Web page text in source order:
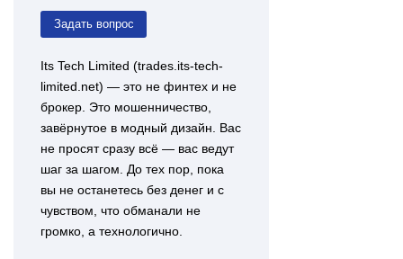
Задать вопрос
Its Tech Limited (trades.its-tech-
limited.net) — это не финтех и не
брокер. Это мошенничество,
завёрнутое в модный дизайн. Вас
не просят сразу всё — вас ведут
шаг за шагом. До тех пор, пока
вы не останетесь без денег и с
чувством, что обманали не
громко, а технологично.